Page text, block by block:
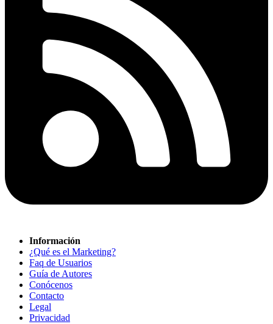
Información
¿Qué es el Marketing?
Faq de Usuarios
Guía de Autores
Conócenos
Contacto
Legal
Privacidad